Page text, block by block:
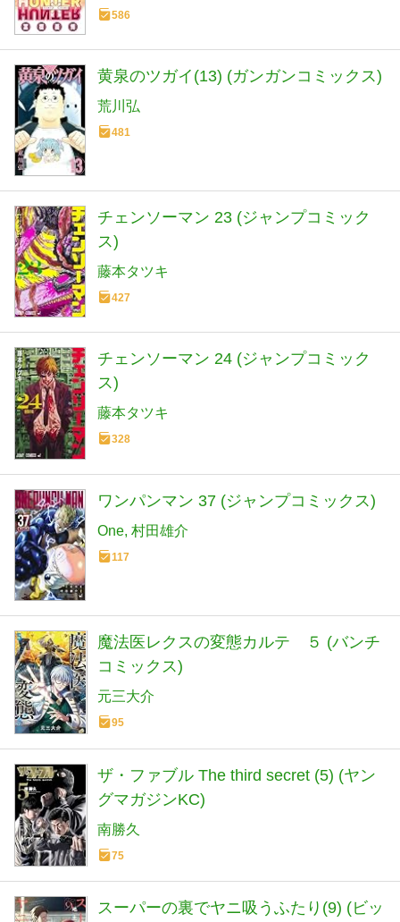
586
黄泉のツガイ(13) (ガンガンコミックス)
荒川弘
481
チェンソーマン 23 (ジャンプコミック
ス)
藤本タツキ
427
チェンソーマン 24 (ジャンプコミック
ス)
藤本タツキ
328
ワンパンマン 37 (ジャンプコミックス)
One 村田雄介
117
魔法医レクスの変態カルテ ５ (バンチ
コミックス)
元三大介
95
ザ・ファブル The third secret (5) (ヤン
グマガジンKC)
南勝久
75
スーパーの裏でヤニ吸うふたり(9) (ビッ